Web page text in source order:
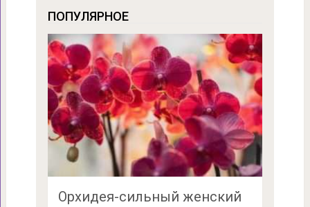
ПОПУЛЯРНОЕ
Орхидея-сильный женский